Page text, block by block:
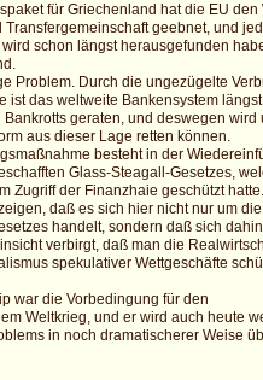
für Griechenland hat die EU den
Transfergemeinschaft geebnet, und
schon längst herausgefunden
Problem. Durch die ungezügelte
ist das weltweite Bankensystem
geraten, und deswegen wird
aus dieser Lage retten können.
besteht in der
Glass-Steagall-Gesetzes,
Zugriff der Finanzhaie geschützt
daß es sich hier nicht nur um die
handelt, sondern daß sich
verbirgt, daß man die
spekulativer Wettgeschäfte
war die Vorbedingung für den
Weltkrieg, und er wird auch heute
in noch dramatischerer Weise